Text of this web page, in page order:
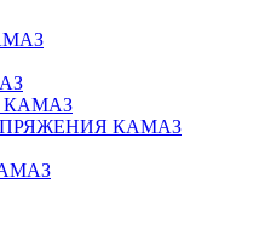
КАМАЗ